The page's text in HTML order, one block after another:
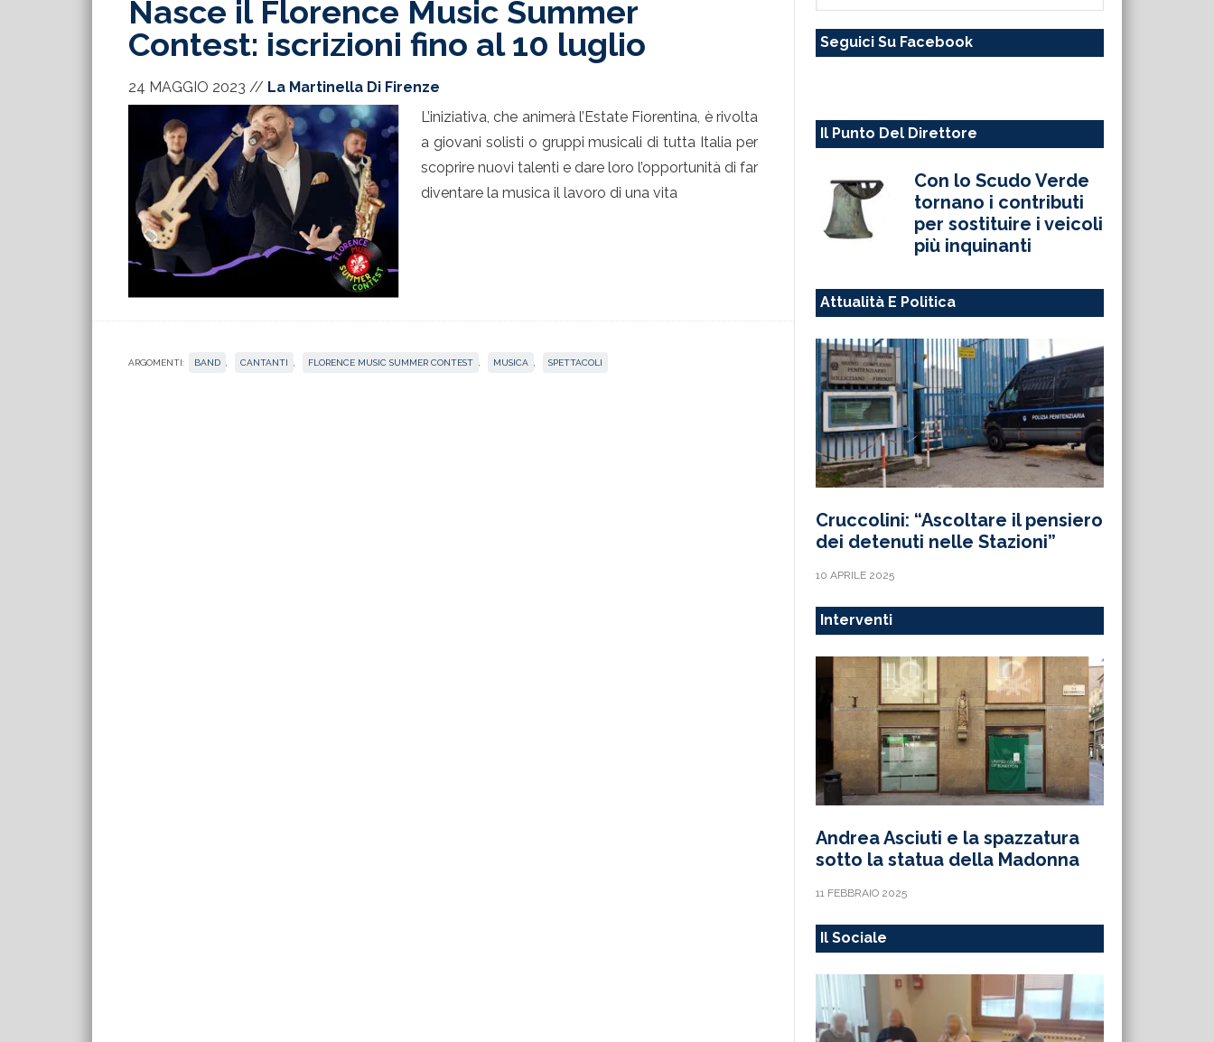
Nasce il Florence Music Summer
Contest: iscrizioni fino al 10 luglio
24 MAGGIO 2023 // La Martinella Di Firenze
L’iniziativa, che animerà l’Estate Fiorentina, è rivolta
a giovani solisti o gruppi musicali di tutta Italia per
scoprire nuovi talenti e dare loro l’opportunità di far
diventare la musica il lavoro di una vita
ARGOMENTI: BAND CANTANTI FLORENCE MUSIC SUMMER CONTEST MUSICA SPETTACOLI
sito
Seguici Su Facebook
Il Punto Del Direttore
Con lo Scudo Verde
tornano i contributi
per sostituire i veicoli
più inquinanti
Attualità E Politica
Cruccolini: “Ascoltare il pensiero
dei detenuti nelle Stazioni”
10 APRILE 2025
Interventi
Andrea Asciuti e la spazzatura
sotto la statua della Madonna
11 FEBBRAIO 2025
Il Sociale